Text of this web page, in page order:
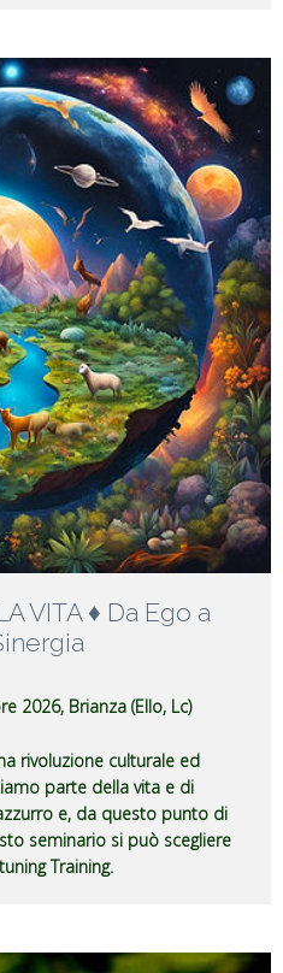
VITA ♦ Da Ego a
2026, Brianza (Ello, Lc)
rivoluzione culturale ed
parte della vita e di
e, da questo punto di
seminario si può scegliere
Training.